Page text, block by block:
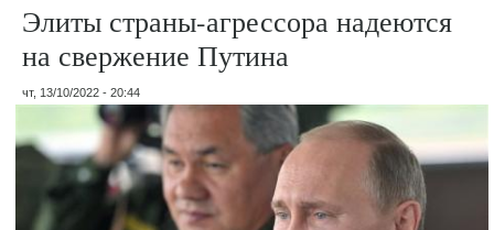
Элиты страны-агрессора надеются
на свержение Путина
чт, 13/10/2022 - 20:44